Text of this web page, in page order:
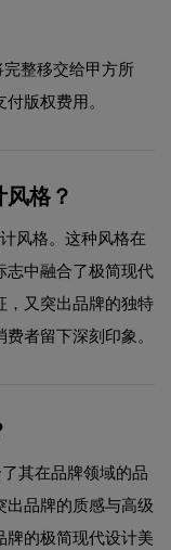
整移交给甲方所
版权费用。
格？
风格。这种风格在
志中融合了极简现代
，又突出品牌的独特
者留下深刻印象。
其在品牌领域的品
出品牌的质感与高级
牌的极简现代设计美